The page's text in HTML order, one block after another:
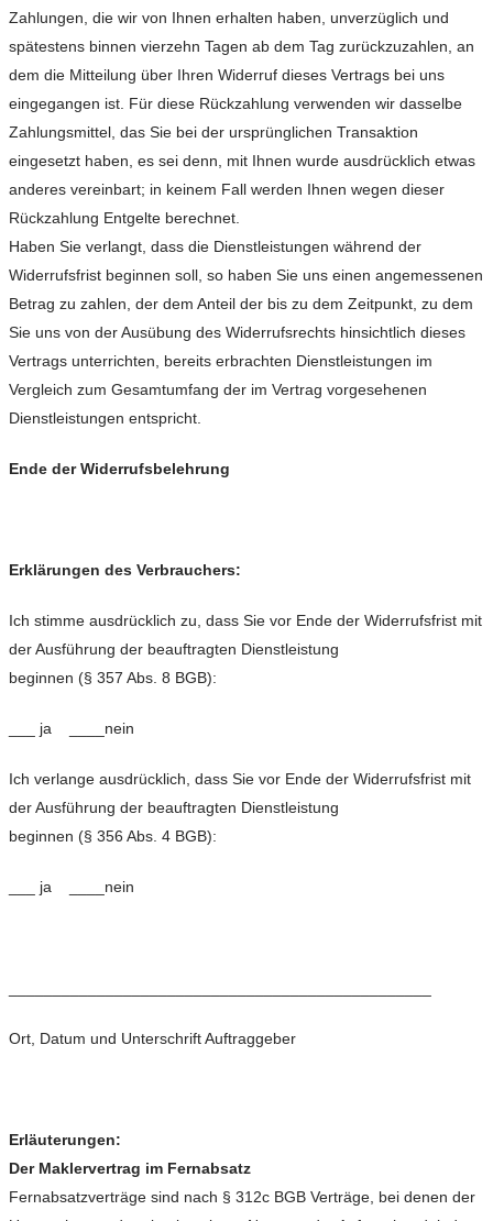
Zahlungen, die wir von Ihnen erhalten haben, unverzüglich und
spätestens binnen vierzehn Tagen ab dem Tag zurückzuzahlen, an
dem die Mitteilung über Ihren Widerruf dieses Vertrags bei uns
eingegangen ist. Für diese Rückzahlung verwenden wir dasselbe
Zahlungsmittel, das Sie bei der ursprünglichen Transaktion
eingesetzt haben, es sei denn, mit Ihnen wurde ausdrücklich etwas
anderes vereinbart; in keinem Fall werden Ihnen wegen dieser
Rückzahlung Entgelte berechnet.
Haben Sie verlangt, dass die Dienstleistungen während der
Widerrufsfrist beginnen soll, so haben Sie uns einen angemessenen
Betrag zu zahlen, der dem Anteil der bis zu dem Zeitpunkt, zu dem
Sie uns von der Ausübung des Widerrufsrechts hinsichtlich dieses
Vertrags unterrichten, bereits erbrachten Dienstleistungen im
Vergleich zum Gesamtumfang der im Vertrag vorgesehenen
Dienstleistungen entspricht.
Ende der Widerrufsbelehrung
Erklärungen des Verbrauchers:
Ich stimme ausdrücklich zu, dass Sie vor Ende der Widerrufsfrist mit
der Ausführung der beauftragten Dienstleistung
beginnen (§ 357 Abs. 8 BGB):
___ ja ____nein
Ich verlange ausdrücklich, dass Sie vor Ende der Widerrufsfrist mit
der Ausführung der beauftragten Dienstleistung
beginnen (§ 356 Abs. 4 BGB):
___ ja ____nein
Ort, Datum und Unterschrift Auftraggeber
Erläuterungen:
Der Maklervertrag im Fernabsatz
Fernabsatzverträge sind nach § 312c BGB Verträge, bei denen der